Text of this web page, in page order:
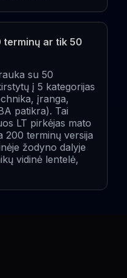
terminų ar tik 50
su 50
į 5 kategorijas
įranga,
patikra). Tai
LT pirkėjas mato
200 terminų versija
žodyno dalyje
vidinė lentelė,